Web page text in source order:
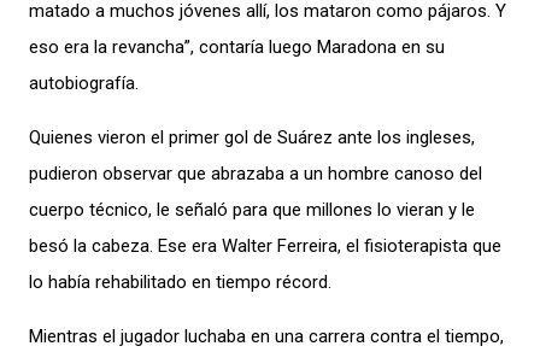
matado a muchos jóvenes allí, los mataron como pájaros. Y
eso era la revancha”, contaría luego Maradona en su
autobiografía.
Quienes vieron el primer gol de Suárez ante los ingleses,
pudieron observar que abrazaba a un hombre canoso del
cuerpo técnico, le señaló para que millones lo vieran y le
besó la cabeza. Ese era Walter Ferreira, el fisioterapista que
lo había rehabilitado en tiempo récord.
Mientras el jugador luchaba en una carrera contra el tiempo,